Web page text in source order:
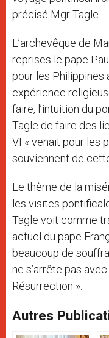
précisé Mgr Tagle.
L’archevêque de
reprises le pape
pour les Philippines
expérience
faire, l’intuition du
Tagle de faire des
VI « venait pour les
souviennent de
Le thème de la
les visites
Tagle voit comme
actuel du pape
beaucoup de
ne s’arrête pas
Résurrection ».
Autres